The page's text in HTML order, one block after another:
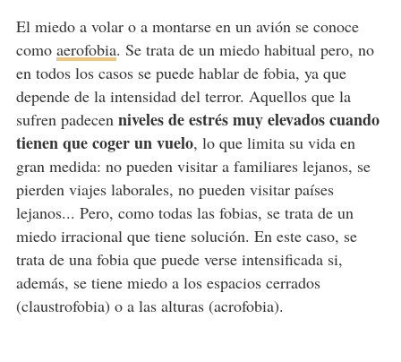
El miedo a volar o a montarse en un avión se conoce
como aerofobia. Se trata de un miedo habitual pero, no
en todos los casos se puede hablar de fobia, ya que
depende de la intensidad del terror. Aquellos que la
sufren padecen niveles de estrés muy elevados cuando
tienen que coger un vuelo, lo que limita su vida en
gran medida: no pueden visitar a familiares lejanos, se
pierden viajes laborales, no pueden visitar países
lejanos... Pero, como todas las fobias, se trata de un
miedo irracional que tiene solución. En este caso, se
trata de una fobia que puede verse intensificada si,
además, se tiene miedo a los espacios cerrados
(claustrofobia) o a las alturas (acrofobia).